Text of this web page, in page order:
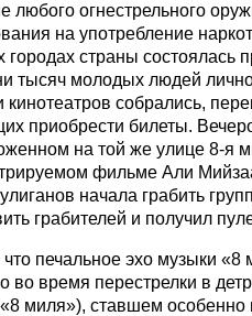
любого огнестрельного
на употребление
городах страны состоялась
тысяч молодых людей
кинотеатров собрались,
приобрести билеты.
на той же улице 8-я
фильме Али
начала грабить
грабителей и получил
печальное эхо музыки
во время перестрелки в
миля»), ставшем